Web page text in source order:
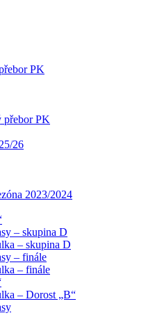
PK
přebor PK
26
2023/2024
– skupina D
– skupina D
– finále
– finále
– Dorost „B“